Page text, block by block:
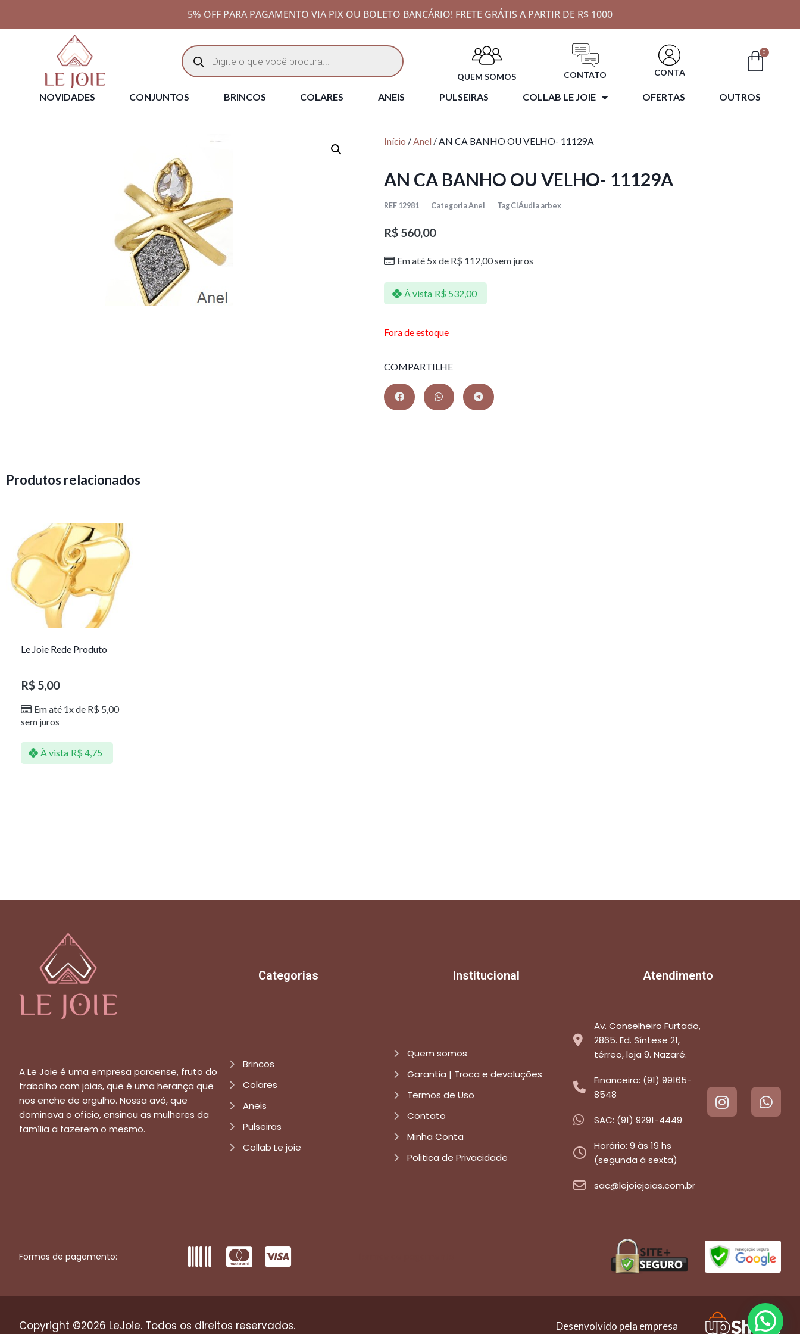
5% OFF PARA PAGAMENTO VIA PIX OU BOLETO BANCÁRIO! FRETE GRÁTIS A PARTIR DE R$ 1000
QUEM SOMOS CONTATO CONTA
0
NOVIDADES CONJUNTOS BRINCOS COLARES ANEIS PULSEIRAS COLLAB LE JOIE OFERTAS OUTROS
Início /Anel / AN CA BANHO OU VELHO- 11129A
AN CA BANHO OU VELHO- 11129A
REF 12981 CategoriaAnel Tag ClÁudia arbex
R$ 560,00
Em até 5x de R$ 112,00sem juros
À vista R$ 532,00
Fora de estoque
COMPARTILHE
Produtos relacionados
Le Joie Rede Produto
R$5,00
Em até 1x de R$ 5,00
sem juros
À vista R$ 4,75
Categorias Institucional Atendimento
A Le Joie é uma empresa paraense, fruto do
trabalho com joias, que é uma herança que
nos enche de orgulho. Nossa avó, que
dominava o ofício, ensinou as mulheres da
família a fazerem o mesmo.
Brincos
Colares
Aneis
Pulseiras
Collab Le joie
Quem somos
Garantia | Troca e devoluções
Termos de Uso
Contato
Minha Conta
Politica de Privacidade
Av. Conselheiro Furtado,
2865. Ed. Síntese 21,
térreo, loja 9. Nazaré.
Financeiro: (91) 99165-
8548
SAC: (91) 9291-4449
Horário: 9 às 19 hs
(segunda à sexta)
sac@lejoiejoias.com.br
Formas de pagamento:
Copyright ©2026 LeJoie. Todos os direitos reservados. Desenvolvido pela empresa